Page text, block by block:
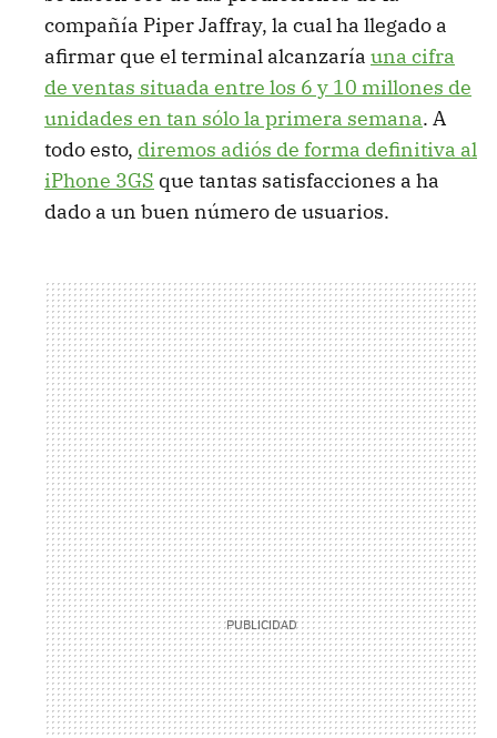
compañía Piper Jaffray, la cual ha llegado a
afirmar que el terminal alcanzaría una cifra
de ventas situada entre los 6 y 10 millones de
unidades en tan sólo la primera semana. A
todo esto, diremos adiós de forma definitiva al
iPhone 3GS que tantas satisfacciones a ha
dado a un buen número de usuarios.